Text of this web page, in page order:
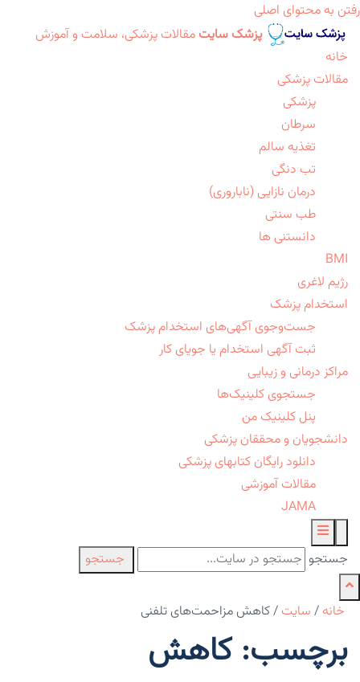
رفتن به محتوای اصلی
پزشک سایت مقالات پزشکی، سلامت و آموزش
خانه
مقالات پزشکی
پزشکی
سرطان
تغذیه سالم
تب دنگی
درمان نازایی (ناباروری)
طب سنتی
دانستنی ها
BMI
رژیم لاغری
استخدام پزشک
جست‌وجوی آگهی‌های استخدام پزشک
ثبت آگهی استخدام یا جویای کار
مراکز درمانی و زیبایی
جستجوی کلینیک‌ها
پنل کلینیک من
دانشجویان و محققان پزشکی
دانلود رایگان کتابهای پزشکی
مقالات آموزشی
JAMA
جستجو جستجو
خانه / سایت /کاهش مزاحمت‌های تلفنی
برچسب: کاهش